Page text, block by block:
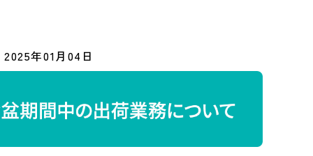
2025年01月04日